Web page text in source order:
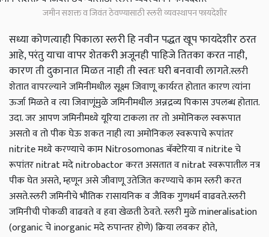
जमीन सशक्त व जिवंत ठेवण्यासाठी स्लरी व्यवस्थापन फायदेशीर
सध्या कोणत्याही पिकाला स्लरी हि नवीन पद्धत खूप फायदेशीर ठरत
आहे, परंतु याचा वापर शेतकरी अजूनही पाहिजे तितका करत नाही,
कारण ती दुकानात मिळत नाही ती स्वतः घरी बनवावी लागते.स्लरी
शेतात वापरल्याने जमिनीमधील सूक्ष्म जिवाणू कार्यरत होतात कारण त्यांना
ऊर्जा मिळते व त्या जिवाणूंमुळे जमिनीमधील अन्नद्रव्य पिकास उपलब्ध होतात.
उदा. जर आपण जमिनीमध्ये यूरिया टाकला तर तो अमोनिकल स्वरूपात
असतो व तो पीक घेऊ शकत नाही त्या अमोनिकल स्वरूपाचे रूपांतर
nitrite मध्ये करण्याचे काम Nitrosomonas बॅक्टेरिया व nitrite चे
रूपांतर nitrat मदे nitrobactor करत असतात व nitrat स्वरूपातील नत्र
पीक घेत असते, म्हणून असे जीवाणू उतेजित करण्याचे काम स्लरी करत
असते.स्लरी जमिनीचे भौतिक रासायनिक व जैविक गुणधर्म वाढवते.स्लरी
जमिनीची पोकळी वाढवते व हवा खेळती ठेवते. स्लरी मुळे mineralisation
(organic चे inorganic मदे रुपान्तर होणे) क्रिया लवकर होते,